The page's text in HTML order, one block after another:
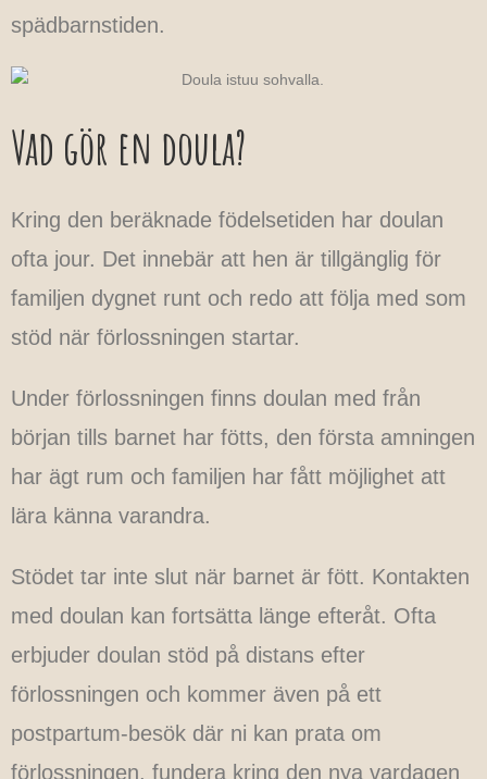
spädbarnstiden.
Vad gör en doula?
Kring den beräknade födelsetiden har doulan
ofta jour. Det innebär att hen är tillgänglig för
familjen dygnet runt och redo att följa med som
stöd när förlossningen startar.
Under förlossningen finns doulan med från
början tills barnet har fötts, den första amningen
har ägt rum och familjen har fått möjlighet att
lära känna varandra.
Stödet tar inte slut när barnet är fött. Kontakten
med doulan kan fortsätta länge efteråt. Ofta
erbjuder doulan stöd på distans efter
förlossningen och kommer även på ett
postpartum-besök där ni kan prata om
förlossningen, fundera kring den nya vardagen